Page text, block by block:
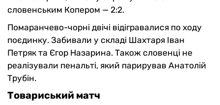
словенським Копером — 2:2.
Помаранчево-чорні двічі відігравалися по ходу
поєдинку. Забивали у складі Шахтаря Іван
Петряк та Єгор Назарина. Також словенці не
реалізували пенальті, який парирував Анатолій
Трубін.
Товариський матч